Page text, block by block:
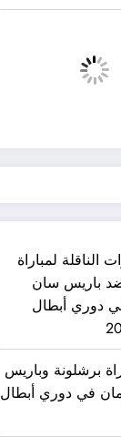
الناقلة لمباراة
باريس سان
دوري أبطال
برشلونة وباريس
في دوري أبطال